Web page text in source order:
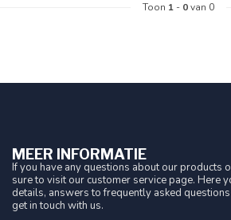
Toon 1 - 0van 0
MEER INFORMATIE
If you have any questions about our products
sure to visit our customer service page. Here
details, answers to frequently asked
get in touch with us.